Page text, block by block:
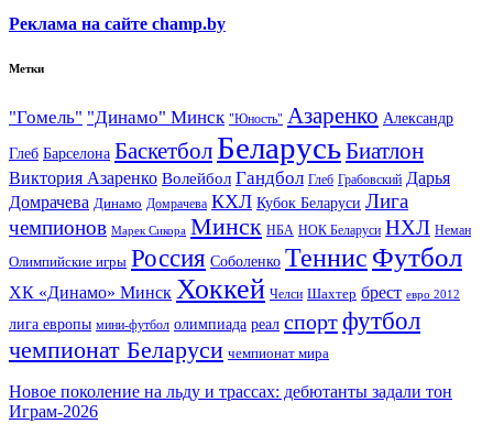
Реклама на сайте champ.by
Метки
"Гомель" "Динамо" Минск "Юность" Азаренко Александр
Глеб Барселона Баскетбол БеларусьБиатлон
Виктория Азаренко Волейбол Гандбол Глеб Грабовский Дарья
Домрачева Динамо Домрачева КХЛ Кубок Беларуси Лига
чемпионов Марек Сикора Минск НБА НОК Беларуси НХЛ Неман
Олимпийские игры Россия Соболенко Теннис Футбол
ХК «Динамо» Минск Хоккей Челси Шахтер брест евро 2012
лига европы мини-футбол олимпиада реал спортфутбол
чемпионат Беларуси чемпионат мира
Новое поколение на льду и трассах: дебютанты задали тон
Играм-2026